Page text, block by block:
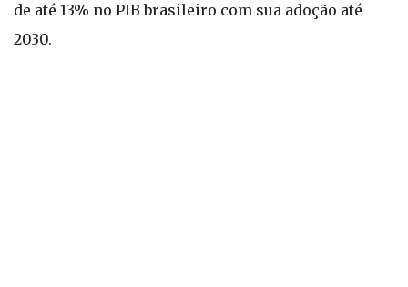
de até 13% no PIB brasileiro com sua adoção até
2030.